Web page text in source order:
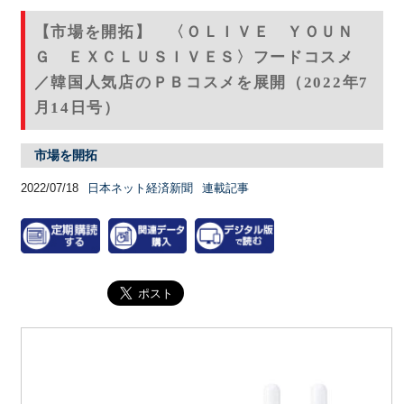
【市場を開拓】 〈ＯＬＩＶＥ ＹＯＵＮ
Ｇ ＥＸＣＬＵＳＩＶＥＳ〉フードコスメ
／韓国人気店のＰＢコスメを展開（2022年7
月14日号）
市場を開拓
2022/07/18 日本ネット経済新聞 連載記事